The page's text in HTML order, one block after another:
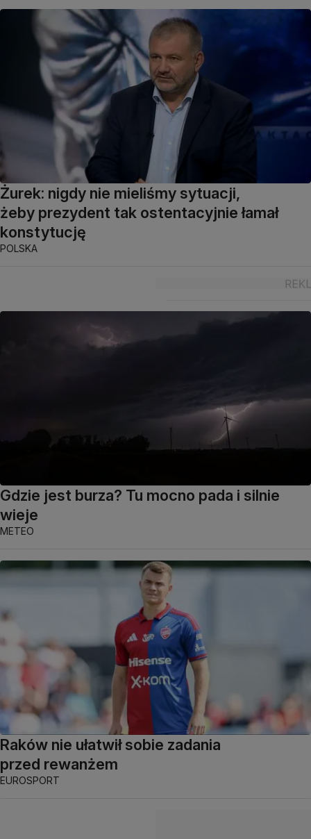
Żurek: nigdy nie mieliśmy sytuacji,
żeby prezydent tak ostentacyjnie łamał
konstytucję
POLSKA
Gdzie jest burza? Tu mocno pada i silnie
wieje
METEO
Raków nie ułatwił sobie zadania
przed rewanżem
EUROSPORT